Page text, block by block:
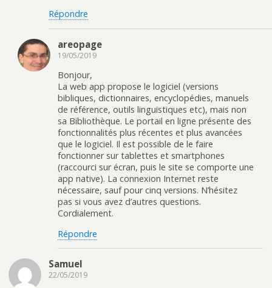
Répondre
areopage
19/05/2019
Bonjour,
La web app propose le logiciel (versions
bibliques, dictionnaires, encyclopédies, manuels
de référence, outils linguistiques etc), mais non
sa Bibliothèque. Le portail en ligne présente des
fonctionnalités plus récentes et plus avancées
que le logiciel. Il est possible de le faire
fonctionner sur tablettes et smartphones
(raccourci sur écran, puis le site se comporte une
app native). La connexion Internet reste
nécessaire, sauf pour cinq versions. N’hésitez
pas si vous avez d’autres questions.
Cordialement.
Répondre
Samuel
22/05/2019